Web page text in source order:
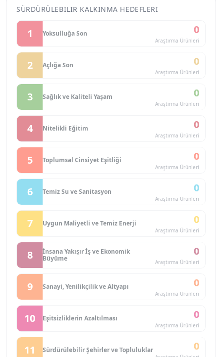
SÜRDÜRÜLEBILIR KALKINMA HEDEFLERI
1 Yoksulluğa Son 0
Araştırma Ürünleri
2 Açlığa Son 0
Araştırma Ürünleri
3 Sağlık ve Kaliteli Yaşam 0
Araştırma Ürünleri
4 Nitelikli Eğitim 0
Araştırma Ürünleri
5 Toplumsal Cinsiyet Eşitliği 0
Araştırma Ürünleri
6 Temiz Su ve Sanitasyon 0
Araştırma Ürünleri
7 Uygun Maliyetli ve Temiz Enerji 0
Araştırma Ürünleri
8
İnsana Yakışır İş ve Ekonomik
Büyüme
0
Araştırma Ürünleri
9 Sanayi, Yenilikçilik ve Altyapı 0
Araştırma Ürünleri
10 Eşitsizliklerin Azaltılması 0
Araştırma Ürünleri
11 Sürdürülebilir Şehirler ve Topluluklar 0